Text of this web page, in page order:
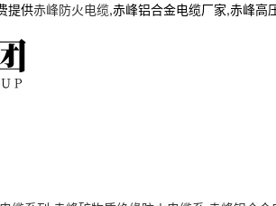
提供赤峰防火电缆,赤峰铝合金电缆厂家,赤峰高